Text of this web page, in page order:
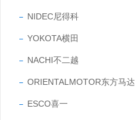
NIDEC尼得科
YOKOTA横田
NACHI不二越
ORIENTALMOTOR东方马达
ESCO喜一